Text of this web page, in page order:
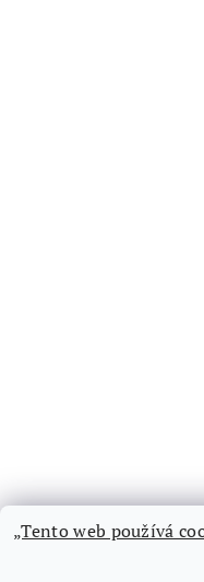
„Tento web používá